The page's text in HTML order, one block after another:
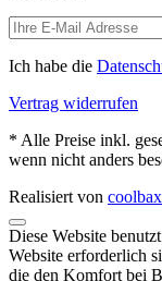
Ich habe die
Vertrag widerrufen
* Alle Preise inkl.
wenn nicht anders
Realisiert von
Diese Website
Website erforderlich
die den Komfort bei